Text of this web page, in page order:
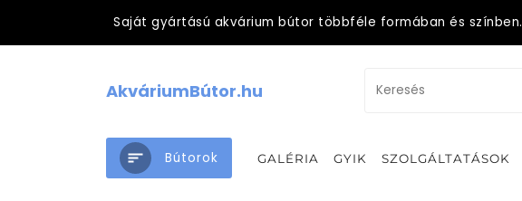
Saját gyártású akvárium bútor többféle formában és színben.
AkváriumBútor.hu
Bútorok GALÉRIA GYIK SZOLGÁLTATÁSOK